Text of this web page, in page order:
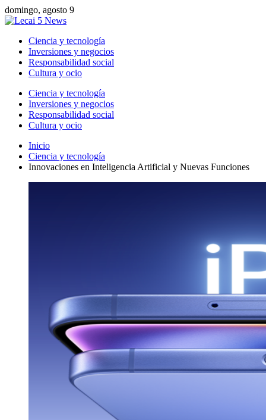
domingo, agosto 9
Ciencia y tecnología
Inversiones y negocios
Responsabilidad social
Cultura y ocio
Ciencia y tecnología
Inversiones y negocios
Responsabilidad social
Cultura y ocio
Inicio
Ciencia y tecnología
Innovaciones en Inteligencia Artificial y Nuevas Funciones